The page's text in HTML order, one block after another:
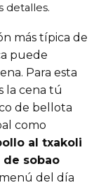
detalles.
más típica de
puede
Para esta
la cena tú
de bellota
como
al txakoli
sobao
del día